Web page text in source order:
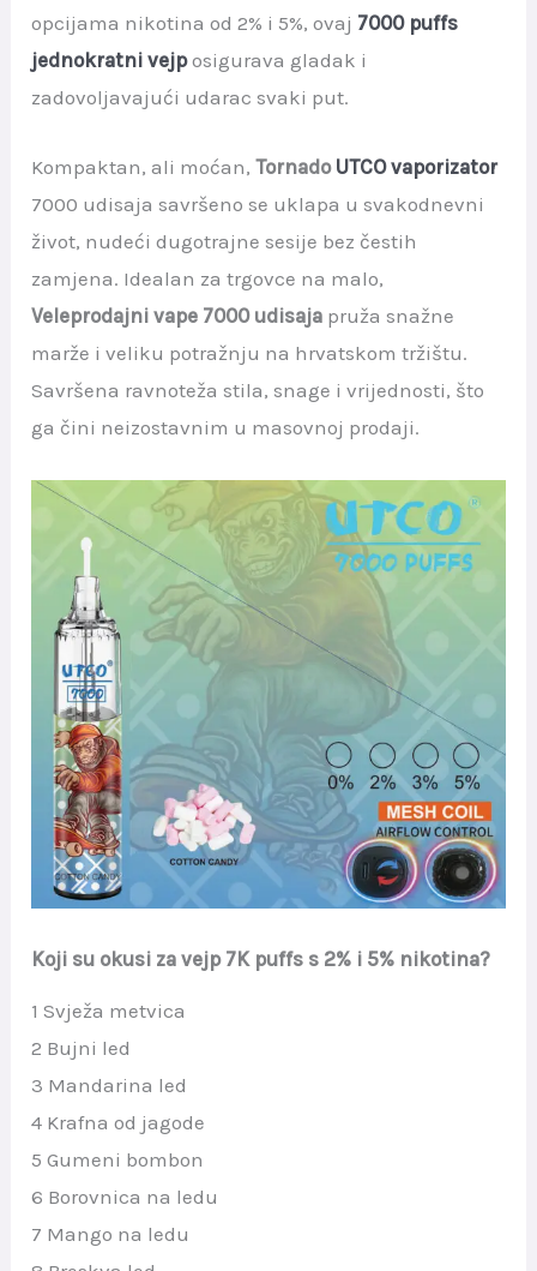
opcijama nikotina od 2% i 5%, ovaj 7000 puffs
jednokratni vejp osigurava gladak i
zadovoljavajući udarac svaki put.
Kompaktan, ali moćan,Tornado UTCO vaporizator
7000 udisaja savršeno se uklapa u svakodnevni
život, nudeći dugotrajne sesije bez čestih
zamjena. Idealan za trgovce na malo,
Veleprodajni vape 7000 udisaja pruža snažne
marže i veliku potražnju na hrvatskom tržištu.
Savršena ravnoteža stila, snage i vrijednosti, što
ga čini neizostavnim u masovnoj prodaji.
Koji su okusi za vejp 7K puffs s 2% i 5% nikotina?
1 Svježa metvica
2 Bujni led
3 Mandarina led
4 Krafna od jagode
5 Gumeni bombon
6 Borovnica na ledu
7 Mango na ledu